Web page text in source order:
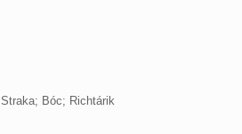
Bóc; Richtárik